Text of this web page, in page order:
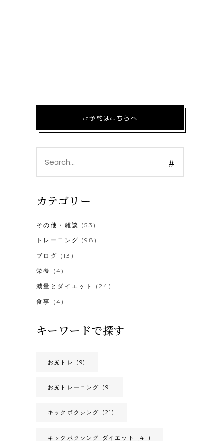
ご予約はこちらへ
for:
カテゴリー
その他・雑談 (53)
トレーニング (98)
ブログ (13)
栄養 (4)
減量とダイエット (24)
食事 (4)
キーワードで探す
お尻トレ (9)
お尻トレーニング (9)
キックボクシング (21)
キックボクシング ダイエット (41)